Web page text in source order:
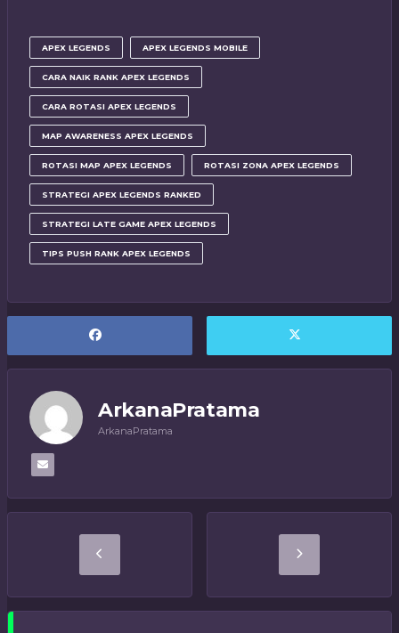
APEX LEGENDS APEX LEGENDS MOBILE
CARA NAIK RANK APEX LEGENDS
CARA ROTASI APEX LEGENDS
MAP AWARENESS APEX LEGENDS
ROTASI MAP APEX LEGENDS ROTASI ZONA APEX LEGENDS
STRATEGI APEX LEGENDS RANKED
STRATEGI LATE GAME APEX LEGENDS
TIPS PUSH RANK APEX LEGENDS
ArkanaPratama
ArkanaPratama